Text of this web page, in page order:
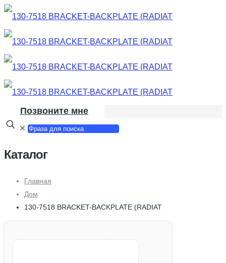
Позвоните мне
✕
Каталог
Главная
Дом
130-7518 BRACKET-BACKPLATE (RADIAT